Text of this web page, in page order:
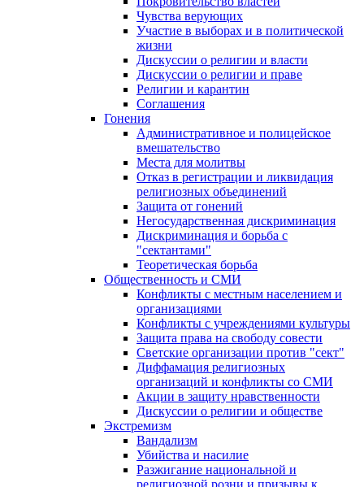
Чувства верующих
Участие в выборах и в политической
жизни
Дискуссии о религии и власти
Дискуссии о религии и праве
Религии и карантин
Соглашения
Гонения
Административное и полицейское
вмешательство
Места для молитвы
Отказ в регистрации и ликвидация
религиозных объединений
Защита от гонений
Негосударственная дискриминация
Дискриминация и борьба с
"сектантами"
Теоретическая борьба
Общественность и СМИ
Конфликты с местным населением и
организациями
Конфликты с учреждениями культуры
Защита права на свободу совести
Светские организации против "сект"
Диффамация религиозных
организаций и конфликты со СМИ
Акции в защиту нравственности
Дискуссии о религии и обществе
Экстремизм
Вандализм
Убийства и насилие
Разжигание национальной и